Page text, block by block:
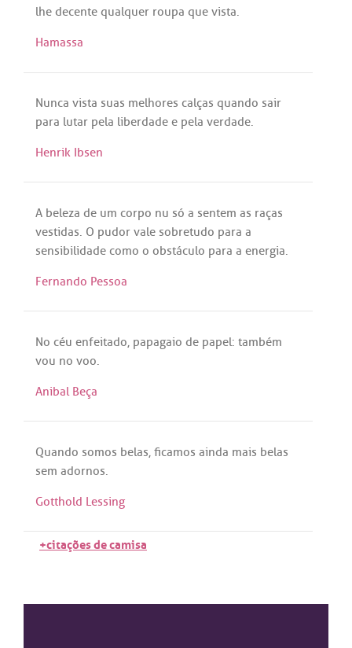
lhe decente qualquer roupa que vista.
Hamassa
Nunca vista suas melhores calças quando sair
para lutar pela liberdade e pela verdade.
Henrik Ibsen
A beleza de um corpo nu só a sentem as raças
vestidas. O pudor vale sobretudo para a
sensibilidade como o obstáculo para a energia.
Fernando Pessoa
No céu enfeitado, papagaio de papel: também
vou no voo.
Anibal Beça
Quando somos belas, ficamos ainda mais belas
sem adornos.
Gotthold Lessing
+citações de camisa